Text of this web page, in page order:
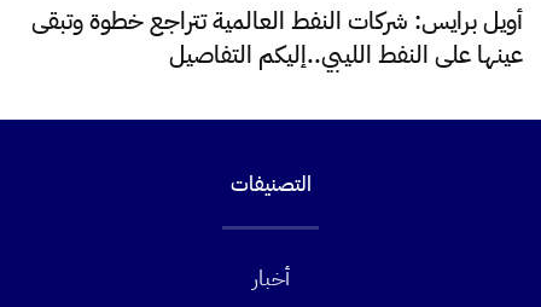
أويل برايس: شركات النفط العالمية تتراجع خطوة وتبقى
عينها على النفط الليبي..إليكم التفاصيل
التصنيفات
أخبار